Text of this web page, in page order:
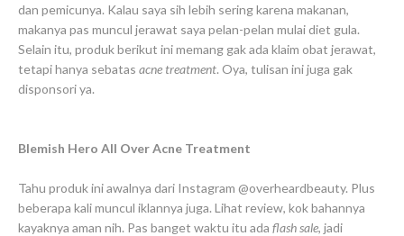
dan pemicunya. Kalau saya sih lebih sering karena makanan,
makanya pas muncul jerawat saya pelan-pelan mulai diet gula.
Selain itu, produk berikut ini memang gak ada klaim obat jerawat,
tetapi hanya sebatas acne treatment. Oya, tulisan ini juga gak
disponsori ya.
Blemish Hero All Over Acne Treatment
Tahu produk ini awalnya dari Instagram @overheardbeauty. Plus
beberapa kali muncul iklannya juga. Lihat review, kok bahannya
kayaknya aman nih. Pas banget waktu itu ada flash sale, jadi